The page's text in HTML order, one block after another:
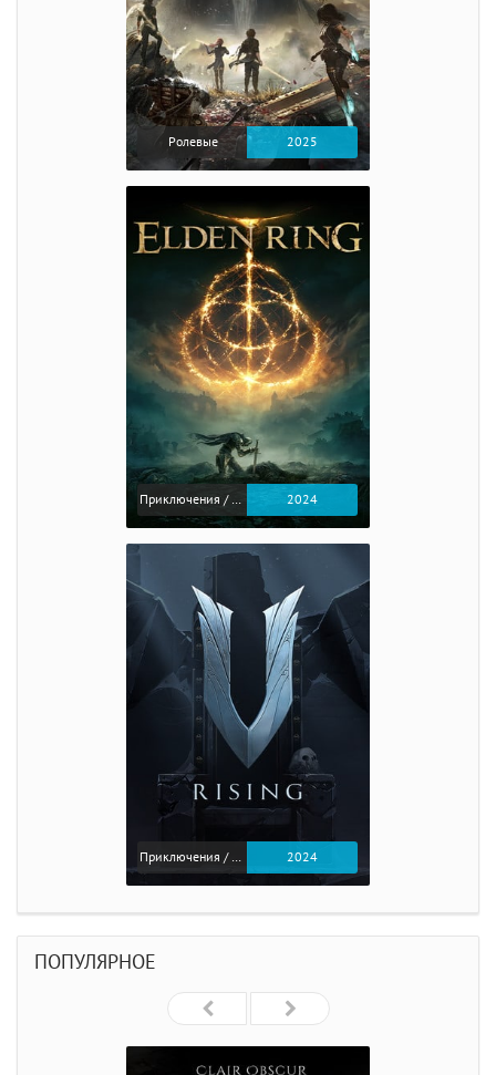
Ролевые 2025
Приключения / Экшен / Ролевые 2024
Приключения / Экшен 2024
ПОПУЛЯРНОЕ